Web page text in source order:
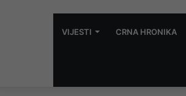
VIJESTI CRNA HRONIKA